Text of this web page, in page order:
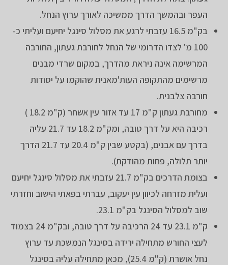
העפר ובהמשך הדרך ממשיכה לאורך ערוץ הנחל.
בק"מ 16.5 עזבתי לרגע את מסלול סינגל יחיעם ועליתי כ-
100 מ' לצדו הדרומי של הנחל לחורבת געתון, החורבה
המרשימה אינה ניראת מהדרך, במקום שרדי מבנים
מרשימים מהתקופה העות'מאנית שהוקמו על יסודות
חורבה צלבנית.
מחורבת געתון ק"מ 17 עד אזור עין אשחר (ק"מ 18.2 )
רכיבה היא על דרך טובה, ומק"מ 18.2 עד 21.7 עליה
בדרך עם אבנים, (בקטע שבין ק"מ 20.4 עד 21.7 הדרך
יותר תלולה, פחות מהודקת).
בצומת הדרכים בק"מ 21.7 עזבתי את מסלול סינגל יחיעם
ועלית מזרחה לכיוון עין יעקוב, עברתי בפאתי הישוב וחזרתי
שוב למסלול הסינגל בק"מ 23.1.
ק"מ 23.1 עד 24 הרכיבה על דרך טובה, ובק"מ 24 בצמוד
לעצי החורש מתחילה ירידה בסינגל הנמשכת עד ערוץ
נחל אושרת (ק"מ 25.4), מכאן מתחילה עליה בסינגל